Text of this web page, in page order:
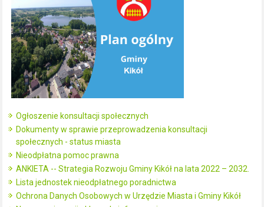
Ogłoszenie konsultacji społecznych
Dokumenty w sprawie przeprowadzenia konsultacji
społecznych - status miasta
Nieodpłatna pomoc prawna
ANKIETA -- Strategia Rozwoju Gminy Kikół na lata 2022 – 2032.
Lista jednostek nieodpłatnego poradnictwa
Ochrona Danych Osobowych w Urzędzie Miasta i Gminy Kikół